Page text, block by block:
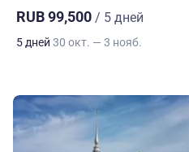
RUB 99,500 / 5 дней
5 дней 30 окт. — 3 нояб.